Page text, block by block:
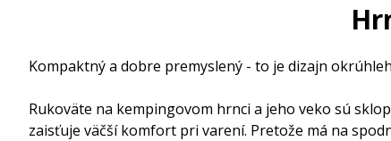
Kompaktný a dobre premyslený - to je dizajn
Rukoväte na kempingovom hrnci a jeho veko sú
zaisťuje väčší komfort pri varení. Pretože má na